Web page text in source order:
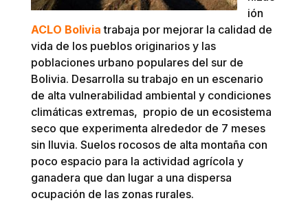
ión
ACLO Bolivia trabaja por mejorar la calidad de
vida de los pueblos originarios y las
poblaciones urbano populares del sur de
Bolivia. Desarrolla su trabajo en un escenario
de alta vulnerabilidad ambiental y condiciones
climáticas extremas, propio de un ecosistema
seco que experimenta alrededor de 7 meses
sin lluvia. Suelos rocosos de alta montaña con
poco espacio para la actividad agrícola y
ganadera que dan lugar a una dispersa
ocupación de las zonas rurales.